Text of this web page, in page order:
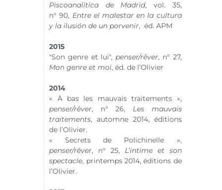
Piscoanalítica de Madrid, vol. 35,
n° 90, Entre el malestar en la cultura
y la ilusión de un porvenir, éd. APM
2015
"Son genre et lui",penser/rêver, n° 27,
Mon genre et moi, éd. de l’Olivier
2014
« À bas les mauvais traitements »,
penser/rêver, n° 26, Les mauvais
traitements, automne 2014, éditions
de l’Olivier.
« Secrets de Polichinelle »,
penser/rêver, n° 25, L’intime et son
spectacle, printemps 2014, éditions de
l’Olivier.